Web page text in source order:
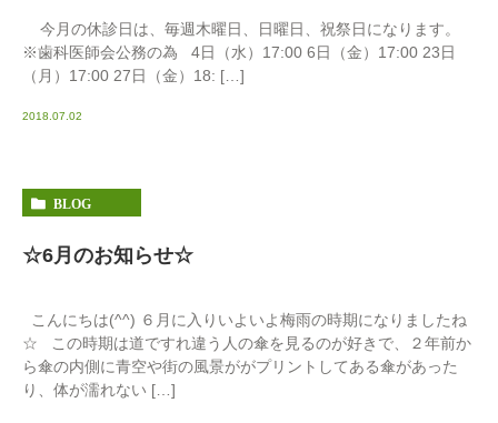
今月の休診日は、毎週木曜日、日曜日、祝祭日になります。
※歯科医師会公務の為 4日（水）17:00 6日（金）17:00 23日
（月）17:00 27日（金）18: […]
2018.07.02
BLOG
☆6月のお知らせ☆
こんにちは(^^) ６月に入りいよいよ梅雨の時期になりましたね
☆ この時期は道ですれ違う人の傘を見るのが好きで、２年前か
ら傘の内側に青空や街の風景ががプリントしてある傘があった
り、体が濡れない […]